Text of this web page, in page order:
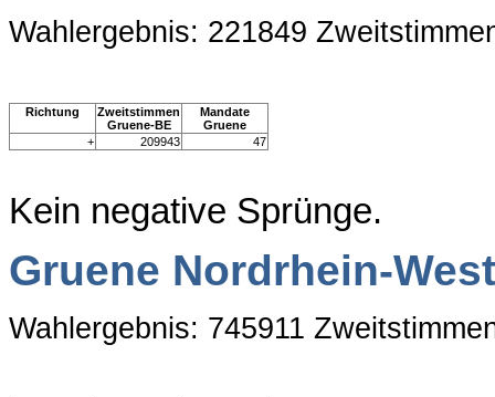
Wahlergebnis: 221849
Richtung
Zweitstimmen
Gruene-BE
Mandate
Gruene
+
209943 47
Kein negative Sprünge.
Gruene Nordrhein-
Wahlergebnis: 745911